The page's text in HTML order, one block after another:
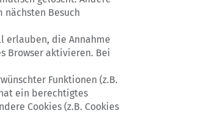
nächsten Besuch
erlauben, die Annahme
Browser aktivieren. Bei
Funktionen (z.B.
ein berechtigtes
Cookies (z.B. Cookies